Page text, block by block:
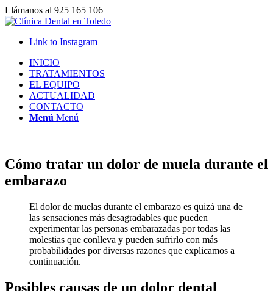
Llámanos al 925 165 106
Link to Instagram
INICIO
TRATAMIENTOS
EL EQUIPO
ACTUALIDAD
CONTACTO
Menú Menú
Cómo tratar un dolor de muela durante el
embarazo
El dolor de muelas durante el embarazo es quizá una de
las sensaciones más desagradables que pueden
experimentar las personas embarazadas por todas las
molestias que conlleva y pueden sufrirlo con más
probabilidades por diversas razones que explicamos a
continuación.
Posibles causas de un dolor dental